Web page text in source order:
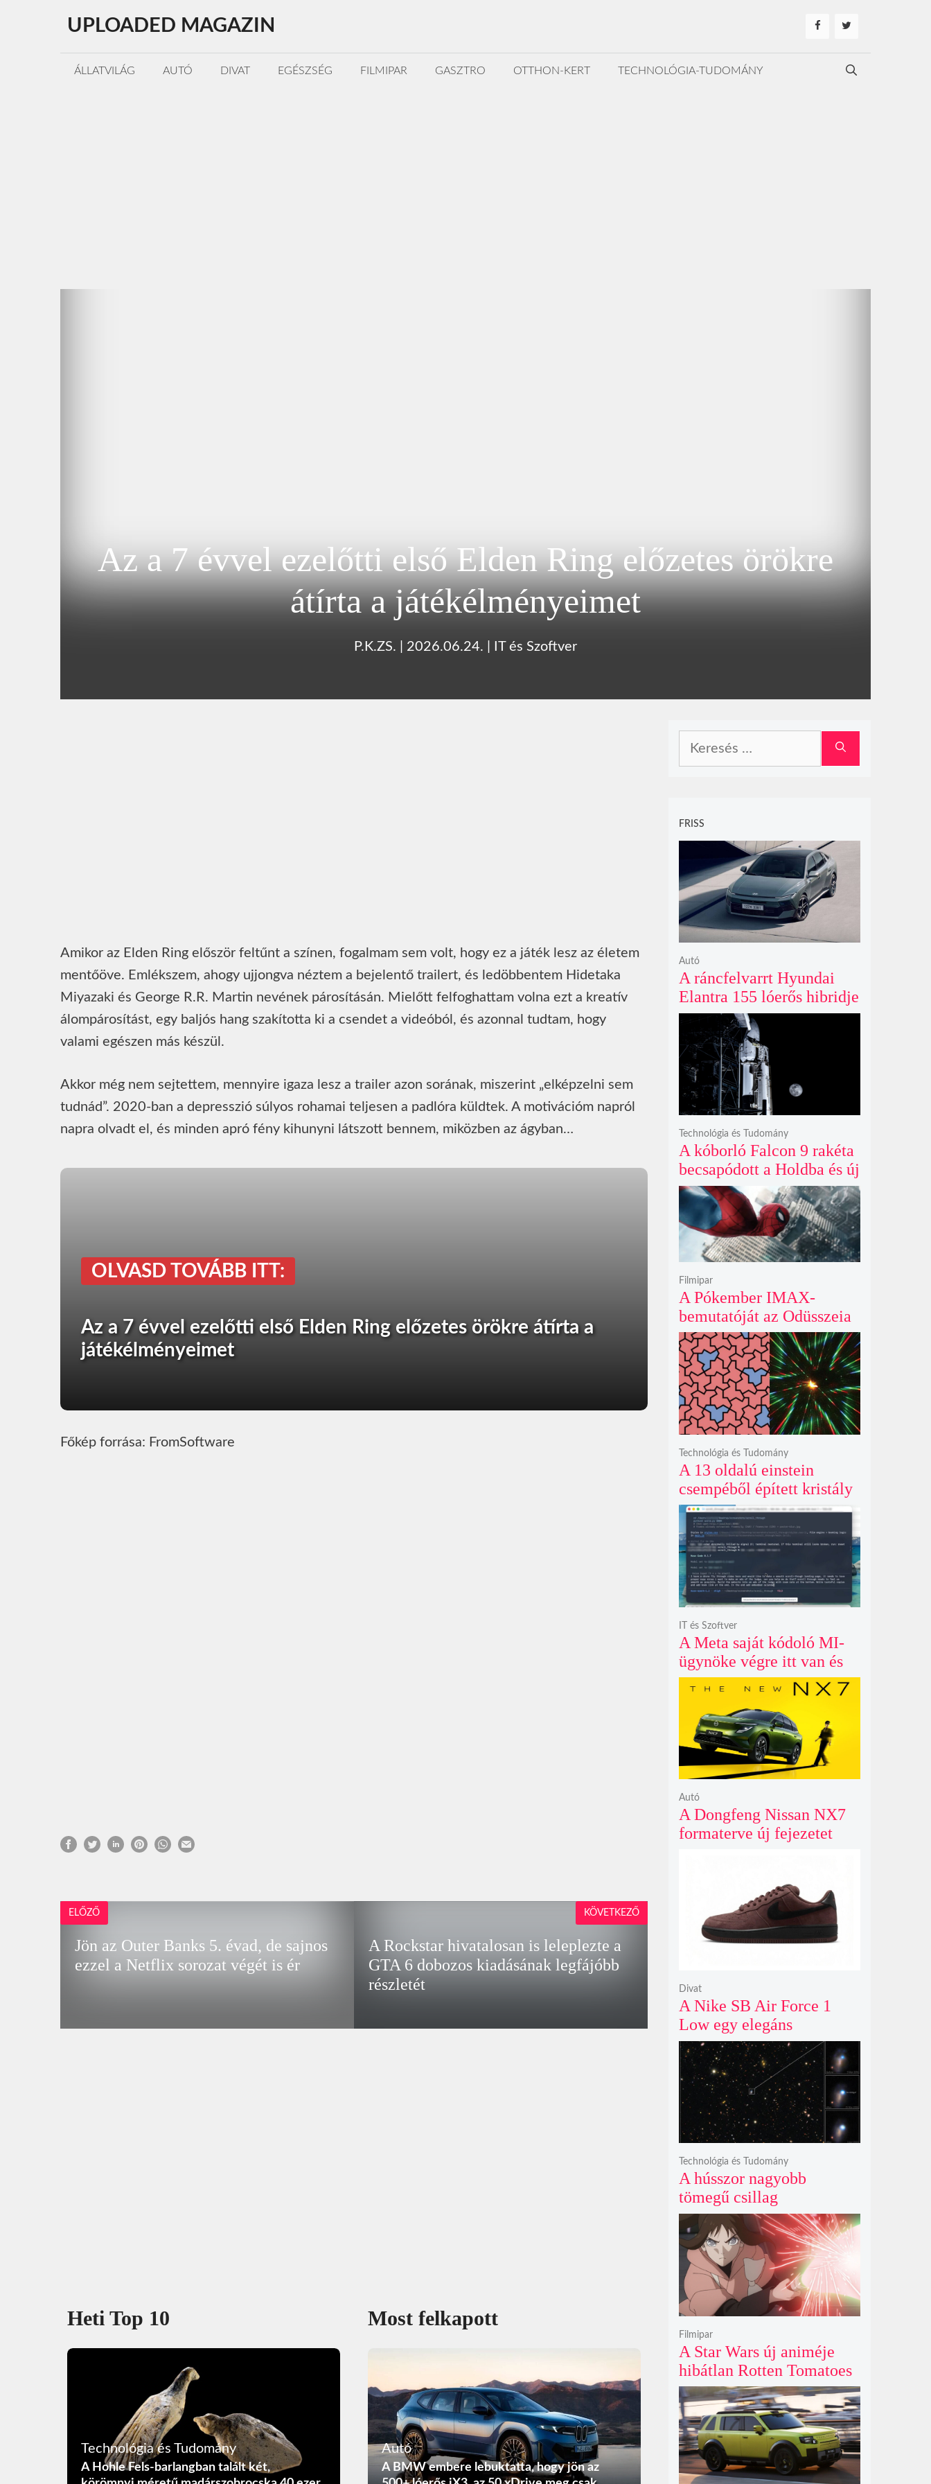
tartalomba
UPLOADED MAGAZIN
ÁLLATVILÁG AUTÓ DIVAT EGÉSZSÉG FILMIPAR GASZTRO OTTHON-KERT TECHNOLÓGIA-TUDOMÁNY
Az a 7 évvel ezelőtti első Elden Ring előzetes örökre
átírta a játékélményeimet
P.K.ZS. 2026.06.24. IT és Szoftver
Amikor az Elden Ring először feltűnt a színen, fogalmam sem volt, hogy ez a játék lesz az életem
mentőöve. Emlékszem, ahogy ujjongva néztem a bejelentő trailert, és ledöbbentem Hidetaka
Miyazaki és George R.R. Martin nevének párosításán. Mielőtt felfoghattam volna ezt a kreatív
álompárosítást, egy baljós hang szakította ki a csendet a videóból, és azonnal tudtam, hogy
valami egészen más készül.
Akkor még nem sejtettem, mennyire igaza lesz a trailer azon sorának, miszerint „elképzelni sem
tudnád”. 2020-ban a depresszió súlyos rohamai teljesen a padlóra küldtek. A motivációm napról
napra olvadt el, és minden apró fény kihunyni látszott bennem, miközben az ágyban…
OLVASD TOVÁBB ITT:
Az a 7 évvel ezelőtti első Elden Ring előzetes örökre átírta a
játékélményeimet
Főkép forrása: FromSoftware
ELŐZŐ
Jön az Outer Banks 5. évad, de sajnos
ezzel a Netflix sorozat végét is ér
A Rockstar hivatalosan is leleplezte a
GTA 6 dobozos kiadásának legfájóbb
részletét
KÖVETKEZŐ
Heti Top 10
Technológia és Tudomány
A Hohle Fels-barlangban talált két,
Most felkapott
Autó
A BMW embere lebuktatta, hogy jön az
FRISS
A ráncfelvarrt Hyundai
Elantra 155 lóerős hibridje
és prémium utastere
komoly belsőtéri ugrást
hoz
Autó
A kóborló Falcon 9 rakéta
becsapódott a Holdba és új
krátert hagyott maga után
Technológia és Tudomány
A Pókember IMAX-
bemutatóját az Odüsszeia
exkluzív vetítési
időszakának lejárta hozza
el
Filmipar
A 13 oldalú einstein
csempéből épített kristály
példátlanul forgó
csillagmintát vetít a fény
polarizációjától függően
Technológia és Tudomány
A Meta saját kódoló MI-
ügynöke végre itt van és
nem fél belenyúlni a
IT és Szoftver
A Dongfeng Nissan NX7
formaterve új fejezetet
Autó
A Nike SB Air Force 1
Low egy elegáns
világosbarna
színváltozatban bukkant
fel újra
Divat
A hússzor nagyobb
tömegű csillag
szupernóvájának rejtélyes
első fényét gamma-kitörés
nélkül kapták lencsevégre
a Föld obszervatóriumai
Technológia és Tudomány
A Star Wars új animéje
hibátlan Rotten Tomatoes
értékeléssel bizonyítja
nincs szükség a
nagyvászonra
Filmipar